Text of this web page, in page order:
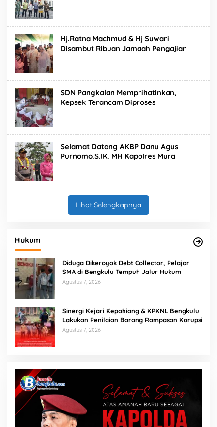
Hj.Ratna Machmud & Hj Suwari
Disambut Ribuan Jamaah Pengajian
SDN Pangkalan Memprihatinkan,
Kepsek Terancam Diproses
Selamat Datang AKBP Danu Agus
Purnomo.S.IK. MH Kapolres Mura
Lihat Selengkapnya
Hukum
Diduga Dikeroyok Debt Collector, Pelajar
SMA di Bengkulu Tempuh Jalur Hukum
Agustus 7, 2026
Sinergi Kejari Kepahiang & KPKNL Bengkulu
Lakukan Penilaian Barang Rampasan Korupsi
Agustus 7, 2026